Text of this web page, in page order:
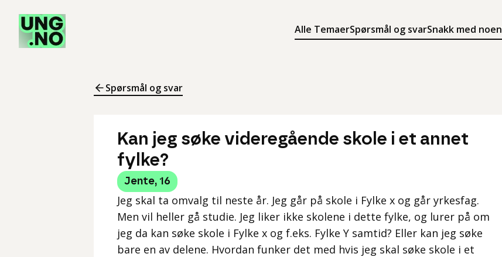
Alle TemaerSpørsmål og svarSnakk med noen
Søk
Meny
Spørsmål og svar
Kan jeg søke videregående skole i et annet
fylke?
Jente, 16
Jeg skal ta omvalg til neste år. Jeg går på skole i Fylke x og går yrkesfag.
Men vil heller gå studie. Jeg liker ikke skolene i dette fylke, og lurer på om
jeg da kan søke skole i Fylke x og f.eks. Fylke Y samtid? Eller kan jeg søke
bare en av delene. Hvordan funker det med hvis jeg skal søke skole i et